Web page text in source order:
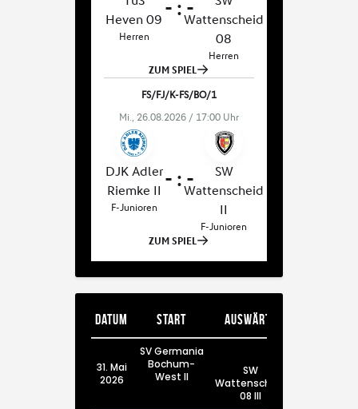
Datum Start Auswärts
31. Mai
2026
SV Germania
Bochum-
West II
SW
Wattenscheid
08 III